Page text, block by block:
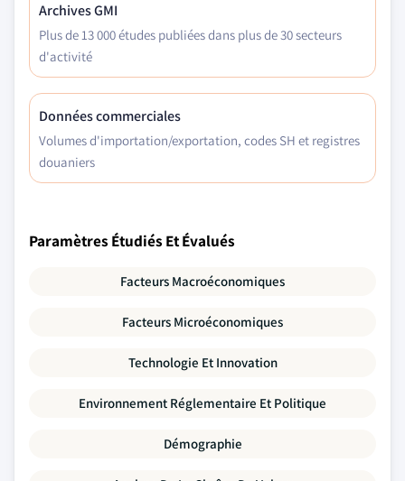
Archives GMI
Plus de 13 000 études publiées dans plus de 30 secteurs
d'activité
Données commerciales
Volumes d'importation/exportation, codes SH et registres
douaniers
Paramètres Étudiés Et Évalués
Facteurs Macroéconomiques
Facteurs Microéconomiques
Technologie Et Innovation
Environnement Réglementaire Et Politique
Démographie